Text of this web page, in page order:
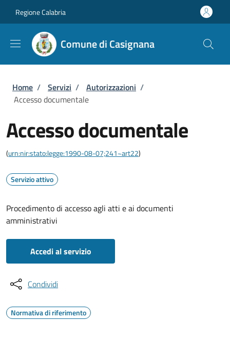
Regione Calabria
Comune di Casignana
Briciole di pane
Home / Servizi / Autorizzazioni /
Accesso documentale
Accesso documentale
(urn:nir:stato:legge:1990-08-07;241~art22)
Servizio attivo
Procedimento di accesso agli atti e ai documenti
amministrativi
Accedi al servizio
Condividi
Normativa di riferimento